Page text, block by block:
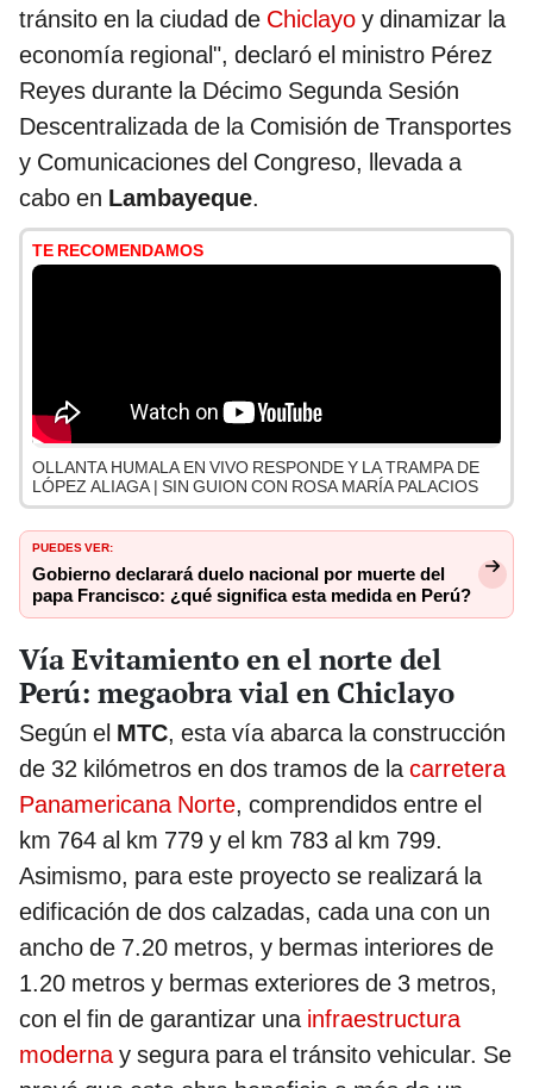
tránsito en la ciudad de Chiclayo y dinamizar la
economía regional", declaró el ministro Pérez
Reyes durante la Décimo Segunda Sesión
Descentralizada de la Comisión de Transportes
y Comunicaciones del Congreso, llevada a
cabo en Lambayeque.
TE RECOMENDAMOS
OLLANTA HUMALA EN VIVO RESPONDE Y LA TRAMPA DE
LÓPEZ ALIAGA | SIN GUION CON ROSA MARÍA PALACIOS
PUEDES VER:
Gobierno declarará duelo nacional por muerte del
papa Francisco: ¿qué significa esta medida en Perú?
Vía Evitamiento en el norte del
Perú: megaobra vial en Chiclayo
Según el MTC, esta vía abarca la construcción
de 32 kilómetros en dos tramos de lacarretera
Panamericana Norte, comprendidos entre el
km 764 al km 779 y el km 783 al km 799.
Asimismo, para este proyecto se realizará la
edificación de dos calzadas, cada una con un
ancho de 7.20 metros, y bermas interiores de
1.20 metros y bermas exteriores de 3 metros,
con el fin de garantizar unainfraestructura
modernay segura para el tránsito vehicular. Se